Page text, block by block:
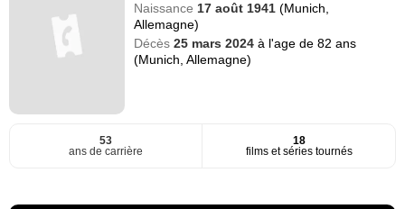
Naissance 17 août 1941(Munich,
Allemagne)
Décès25 mars 2024à l'age de 82 ans
(Munich, Allemagne)
53
ans de carrière
18
films et séries tournés